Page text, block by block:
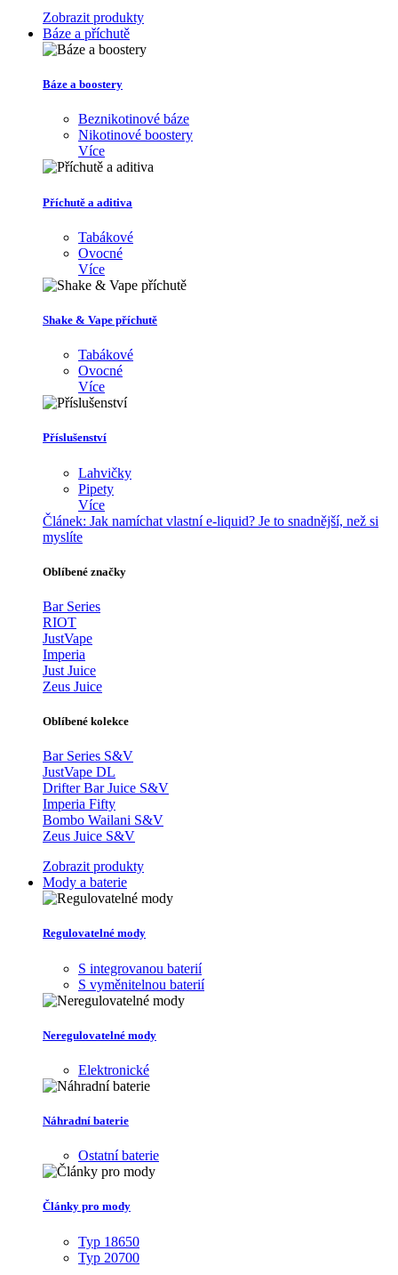
Zobrazit produkty
Báze a příchutě
Báze a boostery
Beznikotinové báze
Nikotinové boostery
Více
Příchutě a aditiva
Tabákové
Ovocné
Více
Shake & Vape příchutě
Tabákové
Ovocné
Více
Příslušenství
Lahvičky
Pipety
Více
Článek: Jak namíchat vlastní e-liquid? Je to snadnější, než si
myslíte
Oblíbené značky
Bar Series
RIOT
JustVape
Imperia
Just Juice
Zeus Juice
Oblíbené kolekce
Bar Series S&V
JustVape DL
Drifter Bar Juice S&V
Imperia Fifty
Bombo Wailani S&V
Zeus Juice S&V
Zobrazit produkty
Mody a baterie
Regulovatelné mody
S integrovanou baterií
S vyměnitelnou baterií
Neregulovatelné mody
Elektronické
Náhradní baterie
Ostatní baterie
Články pro mody
Typ 18650
Typ 20700